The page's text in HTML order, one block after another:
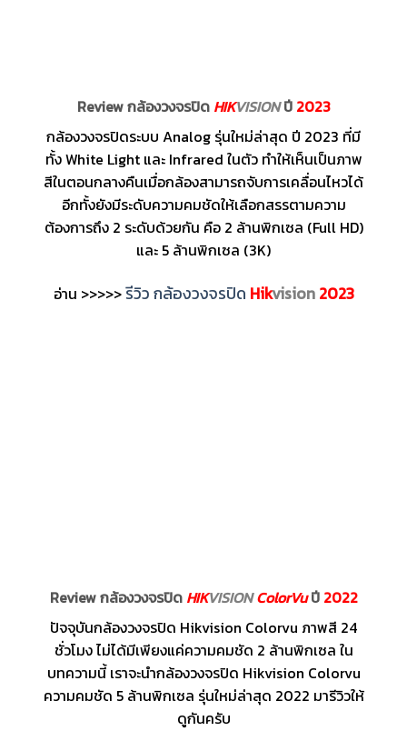
Review กล้องวงจรปิด HIKVISIONปี 2023
กล้องวงจรปิดระบบ Analog รุ่นใหม่ล่าสุด ปี 2023 ที่มี
ทั้ง White Light และ Infrared ในตัว ทำให้เห็นเป็นภาพ
สีในตอนกลางคืนเมื่อกล้องสามารถจับการเคลื่อนไหวได้
อีกทั้งยังมีระดับความคมชัดให้เลือกสรรตามความ
ต้องการถึง 2 ระดับด้วยกัน คือ 2 ล้านพิกเซล (Full HD)
และ 5 ล้านพิกเซล (3K)
อ่าน >>>>>รีวิว กล้องวงจรปิด Hikvision 2023
Review กล้องวงจรปิด HIKVISIONColorVuปี 2022
ปัจจุบันกล้องวงจรปิด Hikvision Colorvu ภาพสี 24
ชั่วโมง ไม่ได้มีเพียงแค่ความคมชัด 2 ล้านพิกเซล ใน
บทความนี้ เราจะนำกล้องวงจรปิด Hikvision Colorvu
ความคมชัด 5 ล้านพิกเซล รุ่นใหม่ล่าสุด 2022 มารีวิวให้
ดูกันครับ